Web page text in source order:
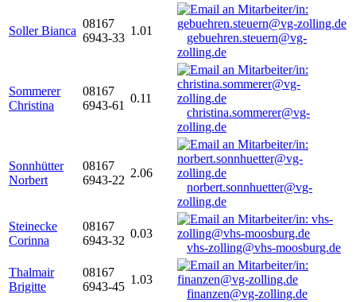
Soller Bianca
08167
6943-33
1.01
gebuehren.steuern@vg-
zolling.de
Sommerer
Christina
08167
6943-61
0.11
christina.sommerer@vg-
zolling.de
Sonnhütter
Norbert
08167
6943-22
2.06
norbert.sonnhuetter@vg-
zolling.de
Steinecke
Corinna
08167
6943-32
0.03
vhs-zolling@vhs-moosburg.de
Thalmair
Brigitte
08167
6943-45
1.03
finanzen@vg-zolling.de